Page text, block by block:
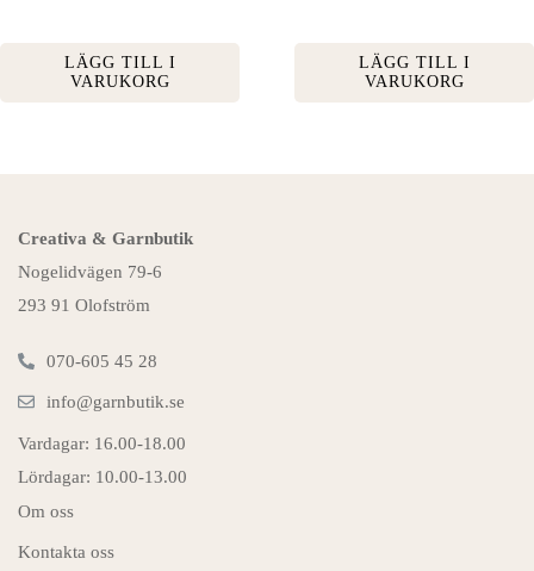
LÄGG TILL I
VARUKORG
LÄGG TILL I
VARUKORG
Creativa & Garnbutik
Nogelidvägen 79-6
293 91 Olofström
070-605 45 28
info@garnbutik.se
Vardagar: 16.00-18.00
Lördagar: 10.00-13.00
Om oss
Kontakta oss